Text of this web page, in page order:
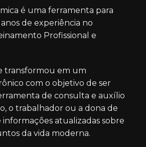
é uma ferramenta para
de experiência no
Profissional e
transformou em um
com o objetivo de ser
de consulta e auxílio
o trabalhador ou a dona de
informações atualizadas sobre
da vida moderna.